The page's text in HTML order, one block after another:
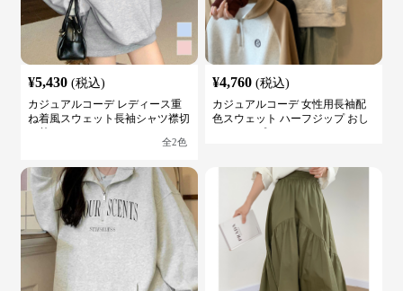
¥5,430 (税込)
カジュアルコーデ レディース重
ね着風スウェット長袖シャツ襟切
全2色
¥4,760 (税込)
カジュアルコーデ 女性用長袖配
色スウェット ハーフジップ おし